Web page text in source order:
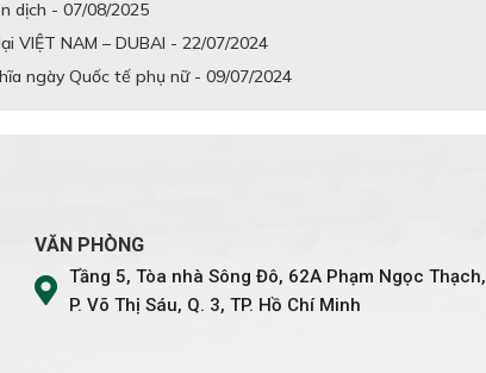
dịch - 07/08/2025
VIỆT NAM – DUBAI - 22/07/2024
ngày Quốc tế phụ nữ - 09/07/2024
VĂN PHÒNG
Tầng 5, Tòa nhà Sông Đô, 62A Phạm Ngọc Thạch,
P. Võ Thị Sáu, Q. 3, TP. Hồ Chí Minh